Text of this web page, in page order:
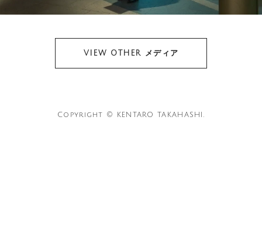
VIEW OTHER メディア
Copyright © KENTARO TAKAHASHI.